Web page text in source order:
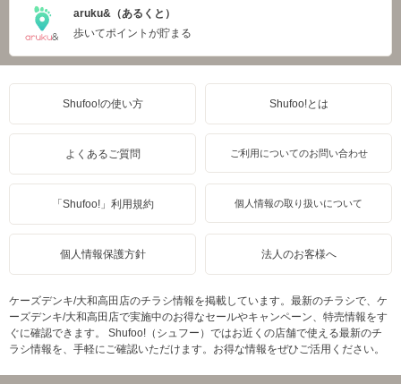
aruku&（あるくと）
歩いてポイントが貯まる
Shufoo!の使い方 Shufoo!とは
よくあるご質問 ご利用についてのお問い合わせ
「Shufoo!」利用規約 個人情報の取り扱いについて
個人情報保護方針 法人のお客様へ
ケーズデンキ/大和高田店のチラシ情報を掲載しています。最新のチラシで、ケ
ーズデンキ/大和高田店で実施中のお得なセールやキャンペーン、特売情報をす
ぐに確認できます。 Shufoo!（シュフー）ではお近くの店舗で使える最新のチ
ラシ情報を、手軽にご確認いただけます。お得な情報をぜひご活用ください。